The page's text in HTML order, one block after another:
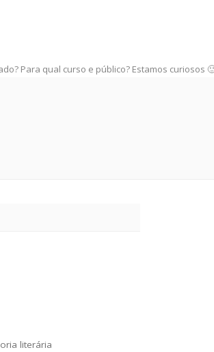
Para qual curso e público? Estamos curiosos
literária